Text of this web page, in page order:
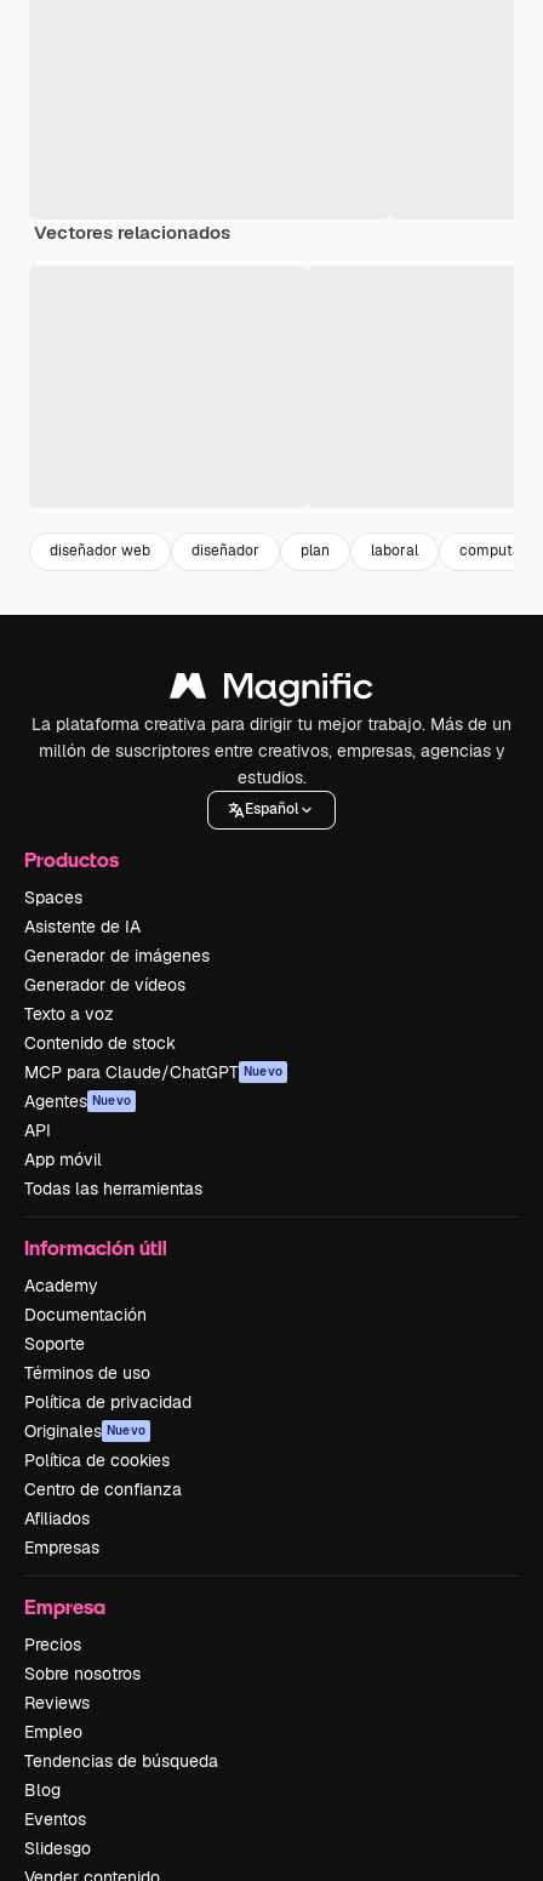
Vectores relacionados
diseñador web diseñador plan laboral
La plataforma creativa para dirigir tu mejor trabajo. Más de un
millón de suscriptores entre creativos, empresas, agencias y
estudios.
Español
Productos
Spaces
Asistente de IA
Generador de imágenes
Generador de vídeos
Texto a voz
Contenido de stock
MCP para Claude/ChatGPT Nuevo
Agentes Nuevo
API
App móvil
Todas las herramientas
Información útil
Academy
Documentación
Soporte
Términos de uso
Política de privacidad
Originales Nuevo
Política de cookies
Centro de confianza
Afiliados
Empresas
Empresa
Precios
Sobre nosotros
Reviews
Empleo
Tendencias de búsqueda
Blog
Eventos
Slidesgo